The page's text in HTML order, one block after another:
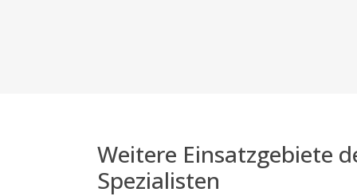
Weitere Einsatzgebiete
Spezialisten